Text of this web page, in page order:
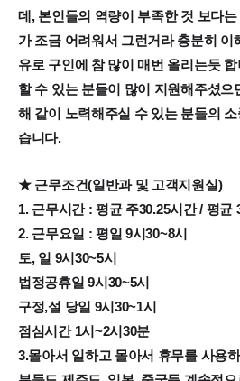
데, 본인들의 역량이 부족한 것 보다
가 조금 어려워서 그런거라 충분히 이
유로 구인에 참 많이 매번 올리는듯
할 수 있는 분들이 많이 지원해주셨으
해 같이 노력해주실 수 있는 분들의
습니다.
★ 근무조건(일반과 및 고객지원실)
1. 근무시간 : 평균 주30.25시간 / 평균
2. 근무요일 : 평일 9시30~8시
토, 일 9시30~5시
법정공휴일 9시30~5시
구정,설 당일 9시30~1시
점심시간 1시~2시30분
3.몰아서 일하고 몰아서 휴무를 사용